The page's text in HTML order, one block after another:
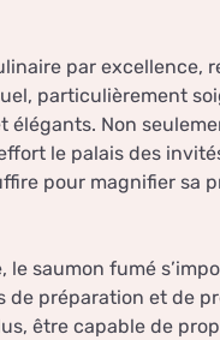
par excellence,
particulièrement
Non
le palais des
pour magnifier sa
saumon fumé
de préparation et de
être capable de